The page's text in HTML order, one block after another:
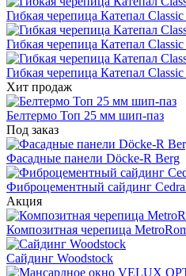
Гибкая черепица Катепал
Гибкая черепица Катепал
Гибкая черепица Катепал
Хит продаж
Белтермо Топ 25 мм шип-паз
Под заказ
Фасадные панели Döcke-R Berg
Фиброцементный сайдинг
Акция
Композитная черепица
Cайдинг Woodstock